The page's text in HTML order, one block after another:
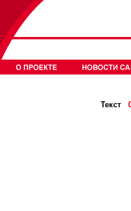
Текст